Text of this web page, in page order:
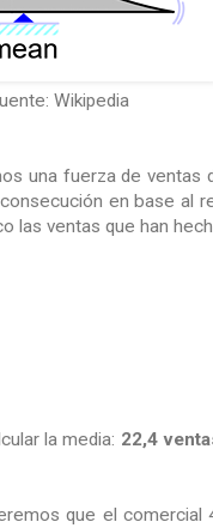
Wikipedia
una fuerza de ventas
en base al
las ventas que han
la media: 22,4
que el comercial